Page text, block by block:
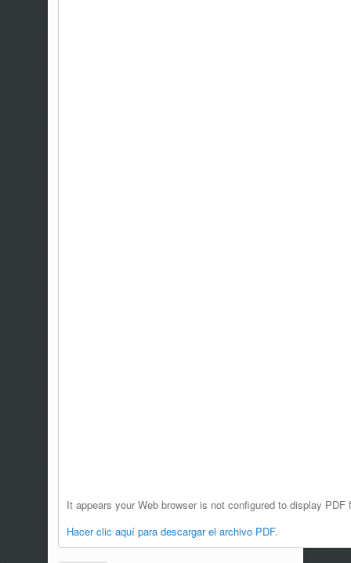
It appears your Web browser is not configured to display
Hacer clic aquí para descargar el archivo PDF.